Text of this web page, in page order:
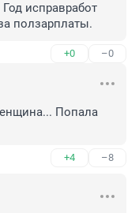
исправработ
ползарплаты.
+0 –0
Попала
+4 –8